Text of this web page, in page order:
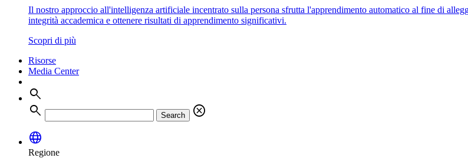
Il nostro approccio all'intelligenza artificiale incentrato sulla persona sfrutta l'apprendimento automatico al fine di
integrità accademica e ottenere risultati di apprendimento significativi.
Scopri di più
Risorse
Media Center
search
search
Search
cancel
language
Regione